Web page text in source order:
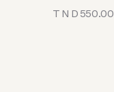
TND 550.00